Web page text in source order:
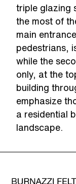
triple glazing
the most of
main
pedestrians,
while the
only, at the
building
emphasize
a residential
landscape.